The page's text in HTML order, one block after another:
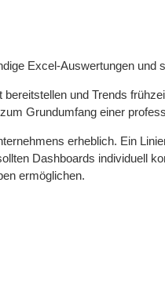
Excel-Auswertungen und
und Trends
Grundumfang einer
erheblich. Ein
Dashboards individuell
ermöglichen.